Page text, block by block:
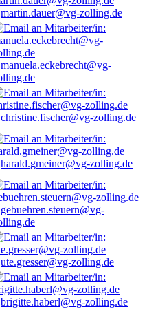
martin.dauer@vg-zolling.de
manuela.eckebrecht@vg-
christine.fischer@vg-zolling.de
harald.gmeiner@vg-zolling.de
gebuehren.steuern@vg-
ute.gresser@vg-zolling.de
brigitte.haberl@vg-zolling.de